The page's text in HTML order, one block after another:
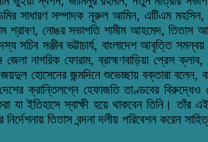
সাধারণ সম্পাদক নূরুল আমিন, এটিএম
শ্রাবণ, নোঙর সভাপতি শামীম আহমেদ,
সঞ্জীব ভট্টাচার্য, বাংলাদেশ আবৃত্তি
নাগরিক ফোরাম, ব্রাহ্মণবাড়িয়া প্রেস
হোসেনের জন্মদিনে শুভেচ্ছায় বক্তারা বলেন,
ক্রান্তিলগ্নে হেফাজতি তাণ্ডবের বিরুদ্ধেও
যা ইতিহাসে স্বাক্ষী হয়ে থাকবেন তিনি। তাঁর
তিতাস বন্দনা দলীয় পরিবেশন করেন